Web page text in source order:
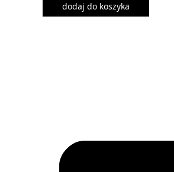
dodaj do koszyka